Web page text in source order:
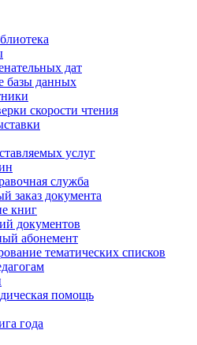
дат
базы данных
скорости чтения
услуг
служба
заказ документа
книг
документов
абонемент
тематических списков
помощь
года